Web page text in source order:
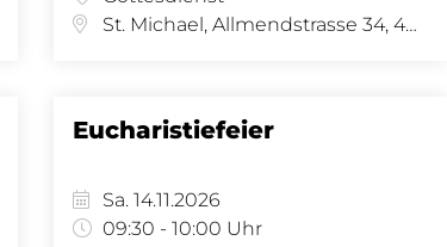
St. Michael, Allmendstrasse 34, 4058 Basel
Eucharistiefeier
Sa. 14.11.2026
09:30 - 10:00 Uhr